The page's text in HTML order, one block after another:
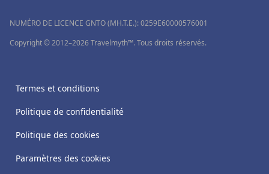
NUMÉRO DE LICENCE GNTO (MH.T.E.): 0259Ε60000576001
Copyright © 2012–2026 Travelmyth™. Tous droits réservés.
Termes et conditions
Politique de confidentialité
Politique des cookies
Paramètres des cookies